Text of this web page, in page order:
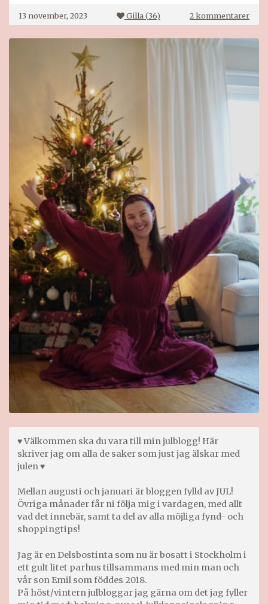
13 november, 2023 Gilla (36) 2 kommentarertill
♥ Välkommen ska du vara till min julblogg! Här
skriver jag om alla de saker som just jag älskar med
julen ♥
Mellan augusti och januari är bloggen fylld av JUL!
Övriga månader får ni följa mig i vardagen, med allt
vad det innebär, samt ta del av alla möjliga fynd- och
shoppingtips!
Jag är en Delsbostinta som nu är bosatt i Stockholm i
ett gult litet parhus tillsammans med min man och
vår son Emil som föddes 2018.
På höst/vintern julbloggar jag gärna om det jag fyller